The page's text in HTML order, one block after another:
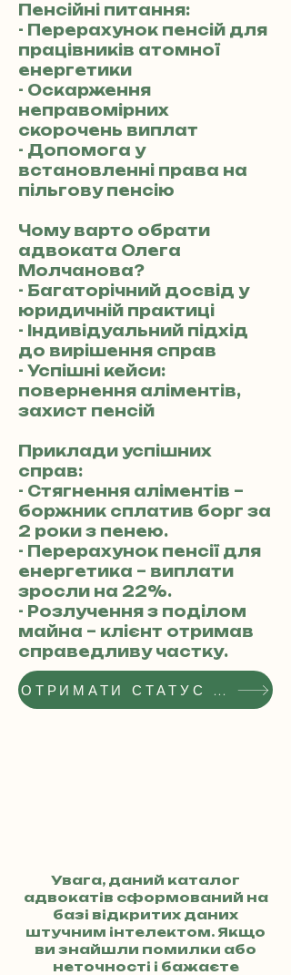
Пенсійні питання:
- Перерахунок пенсій для
працівників атомної
енергетики
- Оскарження
неправомірних
скорочень виплат
- Допомога у
встановленні права на
пільгову пенсію
Чому варто обрати
адвоката Олега
Молчанова?
- Багаторічний досвід у
юридичній практиці
- Індивідуальний підхід
до вирішення справ
- Успішні кейси:
повернення аліментів,
захист пенсій
Приклади успішних
справ:
- Стягнення аліментів –
боржник сплатив борг за
2 роки з пенею.
- Перерахунок пенсії для
енергетика – виплати
зросли на 22%.
- Розлучення з поділом
майна – клієнт отримав
справедливу частку.
ОТРИМАТИ СТАТУС РЕКОМЕНДОВАНОГО АДВОКАТА
Увага, даний каталог
адвокатів сформований на
базі відкритих даних
штучним інтелектом. Якщо
ви знайшли помилки або
неточності і бажаєте